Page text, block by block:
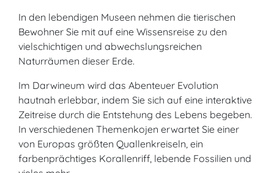
In den lebendigen Museen nehmen die tierischen
Bewohner Sie mit auf eine Wissensreise zu den
vielschichtigen und abwechslungsreichen
Naturräumen dieser Erde.
Im Darwineum wird das Abenteuer Evolution
hautnah erlebbar, indem Sie sich auf eine interaktive
Zeitreise durch die Entstehung des Lebens begeben.
In verschiedenen Themenkojen erwartet Sie einer
von Europas größten Quallenkreiseln, ein
farbenprächtiges Korallenriff, lebende Fossilien und